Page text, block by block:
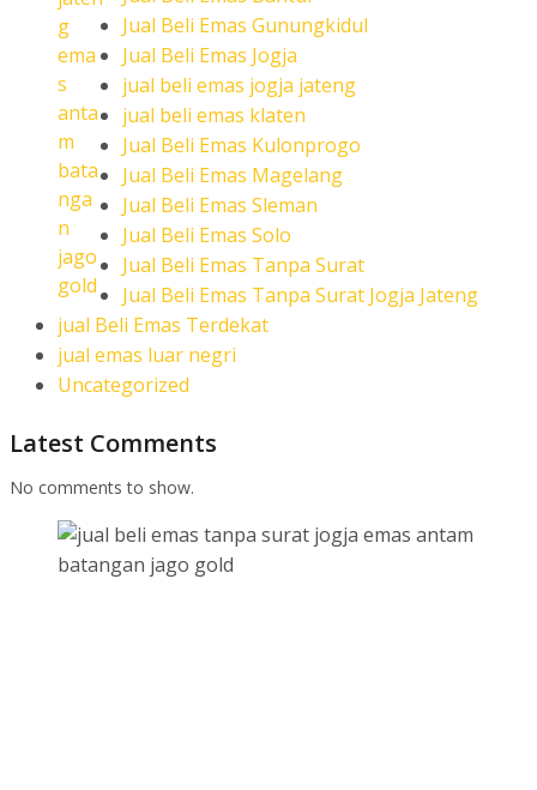
Jual Beli Emas Gunungkidul
Jual Beli Emas Jogja
jual beli emas jogja jateng
jual beli emas klaten
Jual Beli Emas Kulonprogo
Jual Beli Emas Magelang
Jual Beli Emas Sleman
Jual Beli Emas Solo
Jual Beli Emas Tanpa Surat
Jual Beli Emas Tanpa Surat Jogja Jateng
jual Beli Emas Terdekat
jual emas luar negri
Uncategorized
Latest Comments
No comments to show.